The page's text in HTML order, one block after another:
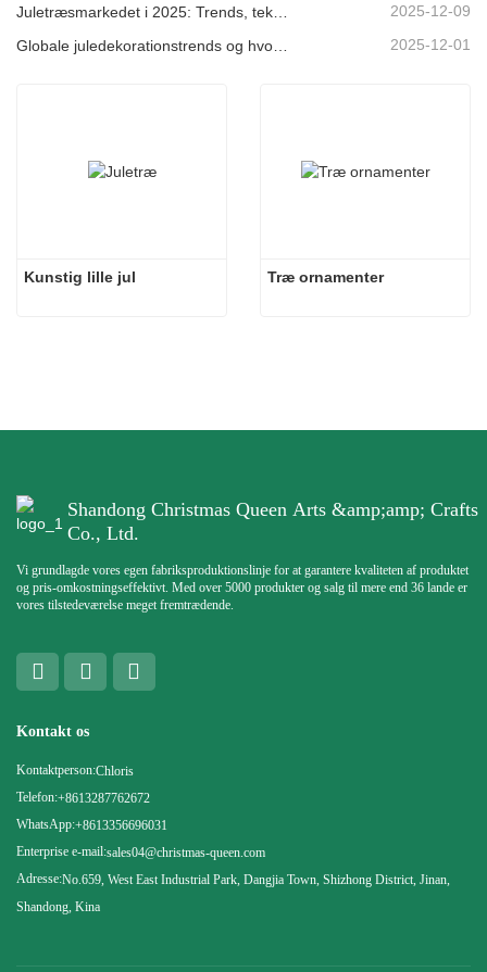
2025-12-09
2025-12-01
Kunstig lille jul Træ ornamenter
Shandong Christmas Queen Arts &amp;amp; Crafts
Co., Ltd.
Vi grundlagde vores egen fabriksproduktionslinje for at garantere kvaliteten af ​​produktet
og pris-omkostningseffektivt. Med over 5000 produkter og salg til mere end 36 lande er
vores tilstedeværelse meget fremtrædende.
Kontakt os
Kontaktperson:Chloris
Telefon:+8613287762672
WhatsApp:+8613356696031
Enterprise e-mail:sales04@christmas-queen.com
Adresse:No.659, West East Industrial Park, Dangjia Town, Shizhong District, Jinan,
Shandong, Kina